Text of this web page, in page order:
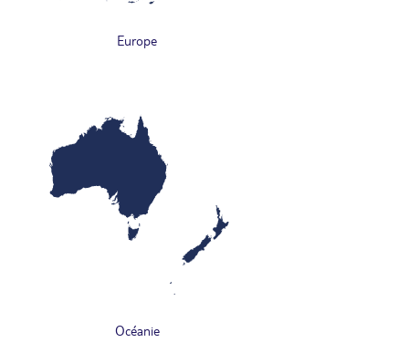
Europe
Océanie